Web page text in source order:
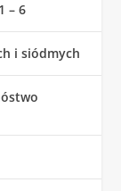
– 6
i siódmych